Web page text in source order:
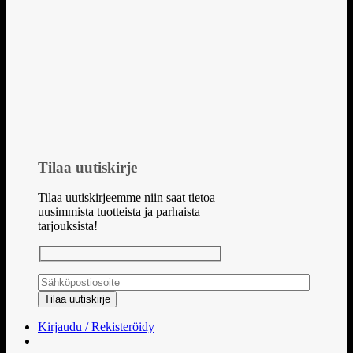
Tilaa uutiskirje
Tilaa uutiskirjeemme niin saat tietoa
uusimmista tuotteista ja parhaista
tarjouksista!
Kirjaudu / Rekisteröidy